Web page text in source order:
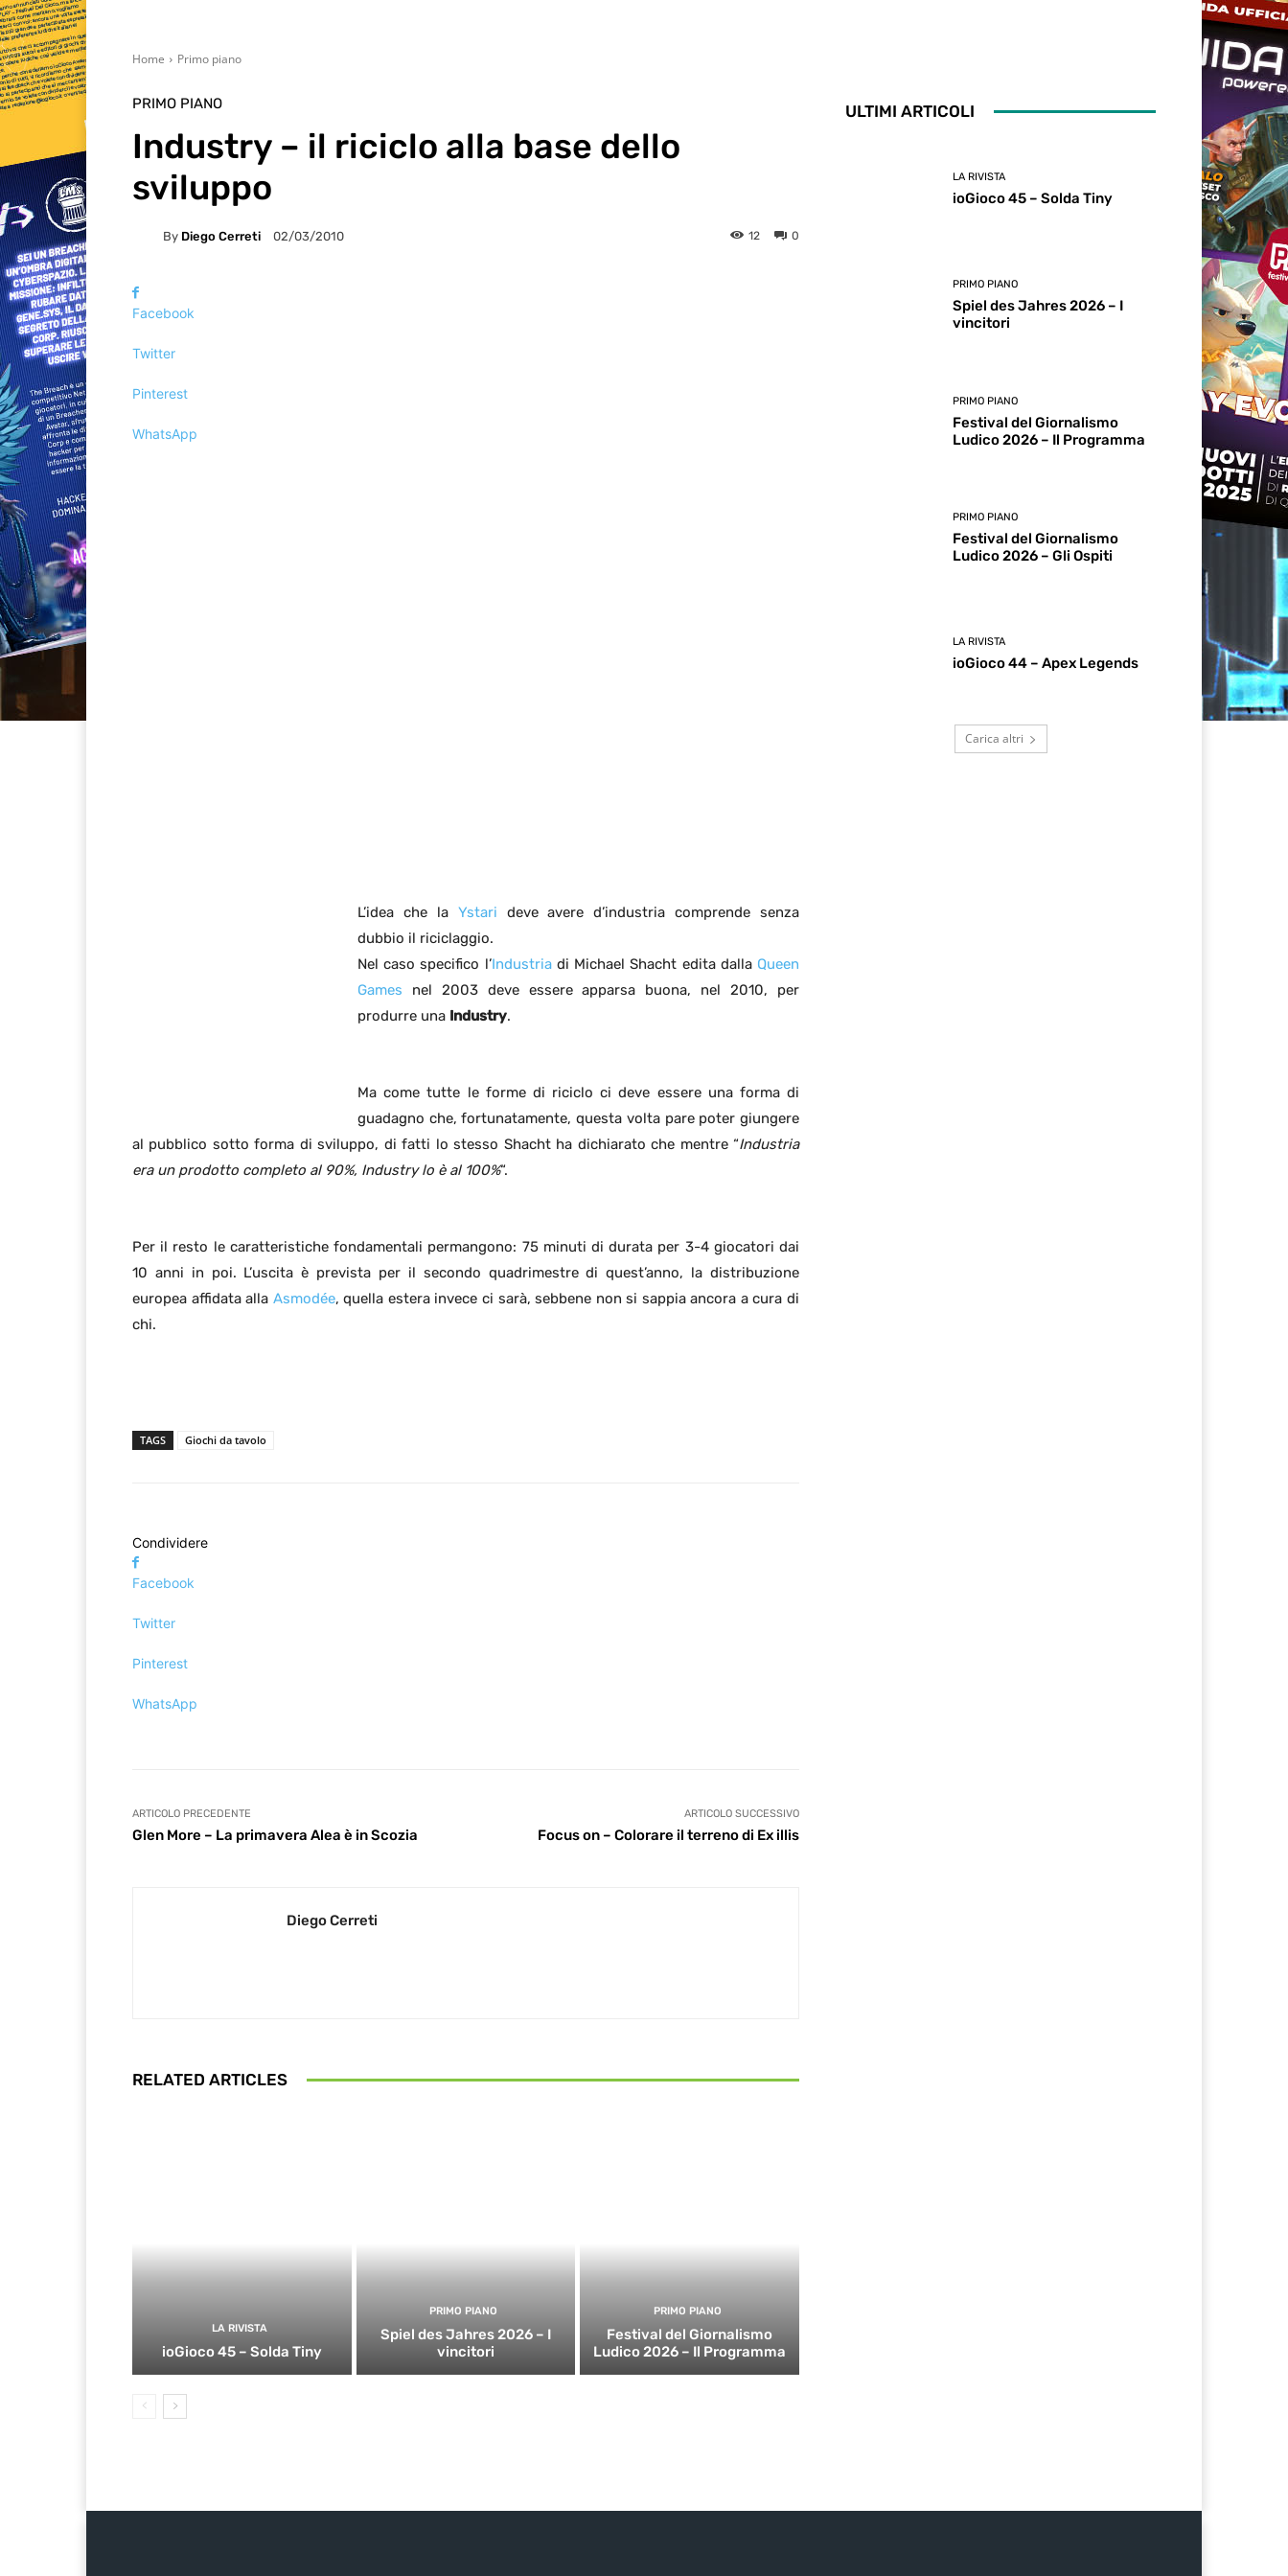
Home Primo piano
PRIMO PIANO
Industry – il riciclo alla base dello
sviluppo
By Diego Cerreti 02/03/2010 0
12
Facebook
Twitter
Pinterest
WhatsApp
L’idea che la Ystari deve avere d’industria comprende senza
dubbio il riciclaggio.
Nel caso specifico l’Industriadi Michael Shacht edita dalla Queen
Games nel 2003 deve essere apparsa buona, nel 2010, per
produrre una Industry.
Ma come tutte le forme di riciclo ci deve essere una forma di
guadagno che, fortunatamente, questa volta pare poter giungere
al pubblico sotto forma di sviluppo, di fatti lo stesso Shacht ha dichiarato che mentre “Industria
era un prodotto completo al 90%, Industry lo è al 100%“.
Per il resto le caratteristiche fondamentali permangono: 75 minuti di durata per 3-4 giocatori dai
10 anni in poi. L’uscita è prevista per il secondo quadrimestre di quest’anno, la distribuzione
europea affidata alla Asmodée, quella estera invece ci sarà, sebbene non si sappia ancora a cura di
chi.
TAGS Giochi da tavolo
Condividere
Facebook
Twitter
Pinterest
WhatsApp
ARTICOLO PRECEDENTE
Glen More – La primavera Alea è in Scozia
ARTICOLO SUCCESSIVO
Focus on – Colorare il terreno di Ex illis
Diego Cerreti
RELATED ARTICLES
LA RIVISTA
ioGioco 45 – Solda Tiny
PRIMO PIANO
Spiel des Jahres 2026 – I
vincitori
PRIMO PIANO
Festival del Giornalismo
Ludico 2026 – Il Programma
ULTIMI ARTICOLI
LA RIVISTA
ioGioco 45 – Solda Tiny
PRIMO PIANO
Spiel des Jahres 2026 – I
vincitori
PRIMO PIANO
Festival del Giornalismo
Ludico 2026 – Il Programma
PRIMO PIANO
Festival del Giornalismo
Ludico 2026 – Gli Ospiti
LA RIVISTA
ioGioco 44 – Apex Legends
Carica altri